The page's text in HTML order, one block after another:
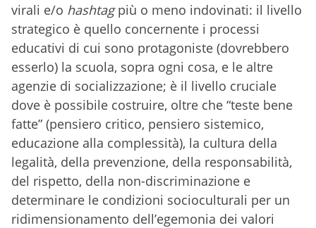
virali e/o hashtagpiù o meno indovinati: il livello
strategico è quello concernente i processi
educativi di cui sono protagoniste (dovrebbero
esserlo) la scuola, sopra ogni cosa, e le altre
agenzie di socializzazione; è il livello cruciale
dove è possibile costruire, oltre che “teste bene
fatte” (pensiero critico, pensiero sistemico,
educazione alla complessità), la cultura della
legalità, della prevenzione, della responsabilità,
del rispetto, della non-discriminazione e
determinare le condizioni socioculturali per un
ridimensionamento dell’egemonia dei valori